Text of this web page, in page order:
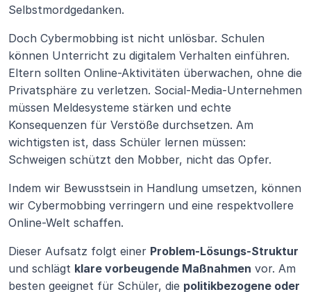
Selbstmordgedanken.
Doch Cybermobbing ist nicht unlösbar. Schulen
können Unterricht zu digitalem Verhalten einführen.
Eltern sollten Online-Aktivitäten überwachen, ohne die
Privatsphäre zu verletzen. Social-Media-Unternehmen
müssen Meldesysteme stärken und echte
Konsequenzen für Verstöße durchsetzen. Am
wichtigsten ist, dass Schüler lernen müssen:
Schweigen schützt den Mobber, nicht das Opfer.
Indem wir Bewusstsein in Handlung umsetzen, können
wir Cybermobbing verringern und eine respektvollere
Online-Welt schaffen.
Dieser Aufsatz folgt einer Problem-Lösungs-Struktur
und schlägt klare vorbeugende Maßnahmen vor. Am
besten geeignet für Schüler, die politikbezogene oder